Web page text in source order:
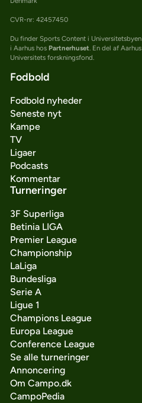
CVR-nr: 42457450
Du finder Sports Content i Universitetsbyen
i Aarhus hos Partnerhuset. En del af Aarhus
Universitets forskningsfond.
Fodbold
Fodbold nyheder
Seneste nyt
Kampe
TV
Ligaer
Podcasts
Kommentar
Turneringer
3F Superliga
Betinia LIGA
Premier League
Championship
LaLiga
Bundesliga
Serie A
Ligue 1
Champions League
Europa League
Conference League
Se alle turneringer
Annoncering
Om Campo.dk
CampoPedia